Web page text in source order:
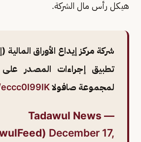
هيكل رأس مال الشركة.
شركة مركز إيداع الأوراق
تطبيق إجراءات المصدر على
لمجموعة صافولا
— Tadawul News
December 17,